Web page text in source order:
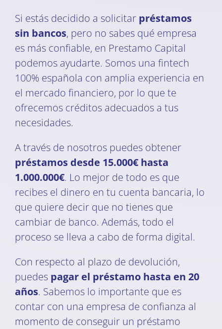
Si estás decidido a solicitar préstamos
sin bancos, pero no sabes qué empresa
es más confiable, en Prestamo Capital
podemos ayudarte. Somos una fintech
100% española con amplia experiencia en
el mercado financiero, por lo que te
ofrecemos créditos adecuados a tus
necesidades.
A través de nosotros puedes obtener
préstamos desde 15.000€ hasta
1.000.000€. Lo mejor de todo es que
recibes el dinero en tu cuenta bancaria, lo
que quiere decir que no tienes que
cambiar de banco. Además, todo el
proceso se lleva a cabo de forma digital.
Con respecto al plazo de devolución,
puedes pagar el préstamo hasta en 20
años. Sabemos lo importante que es
contar con una empresa de confianza al
momento de conseguir un préstamo